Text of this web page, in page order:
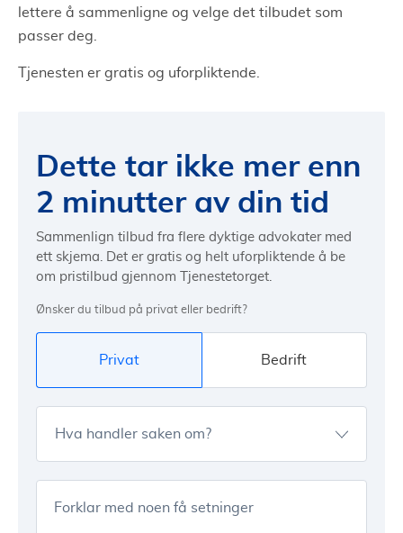
lettere å sammenligne og velge det tilbudet som
passer deg.
Tjenesten er gratis og uforpliktende.
Dette tar ikke mer enn
2 minutter av din tid
Sammenlign tilbud fra flere dyktige advokater med
ett skjema. Det er gratis og helt uforpliktende å be
om pristilbud gjennom Tjenestetorget.
Ønsker du tilbud på privat eller bedrift?
Privat Bedrift
Hva handler saken om?
Forklar med noen få setninger